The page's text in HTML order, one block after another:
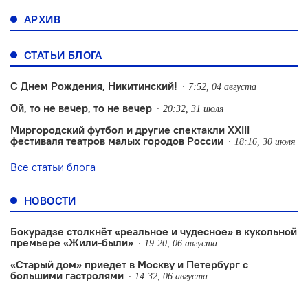
АРХИВ
СТАТЬИ БЛОГА
С Днем Рождения, Никитинский! 7:52, 04 августа
Ой, то не вечер, то не вечер 20:32, 31 июля
Миргородский футбол и другие спектакли XXIII
фестиваля театров малых городов России
18:16, 30 июля
Все статьи блога
НОВОСТИ
Бокурадзе столкнëт «реальное и чудесное» в кукольной
премьере «Жили-были»
19:20, 06 августа
«Старый дом» приедет в Москву и Петербург с
большими гастролями
14:32, 06 августа